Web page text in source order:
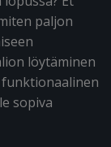
paljon
löytäminen
sopiva